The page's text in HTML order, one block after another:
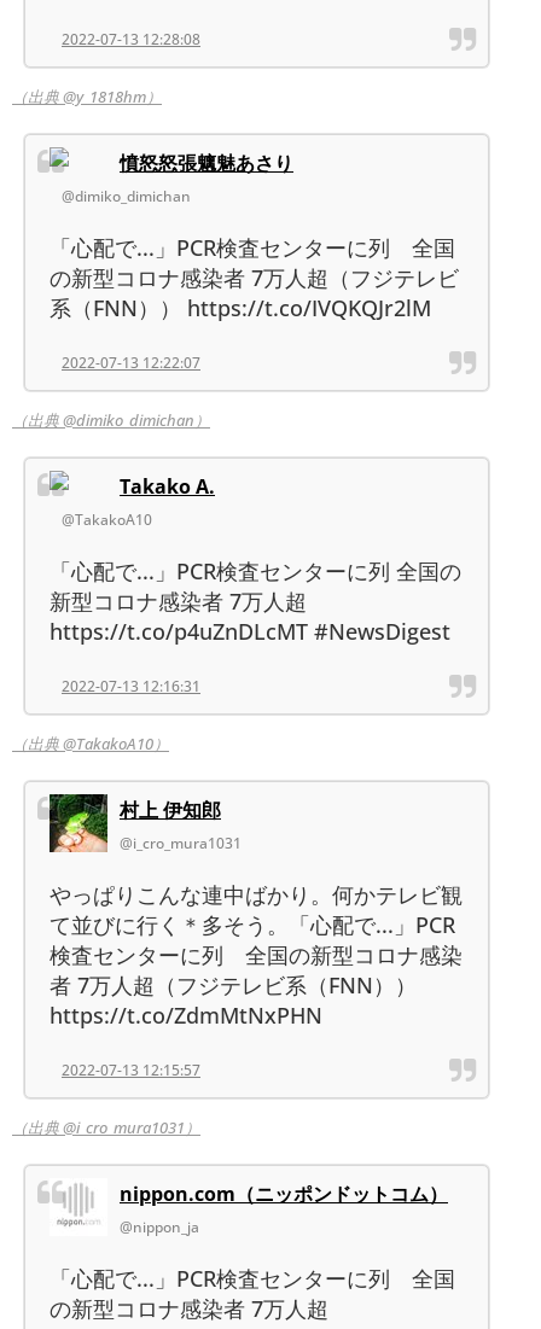
2022-07-13 12:28:08
（出典 @y_1818hm）
憤怒怒張魑魅あさり
@dimiko_dimichan
「心配で...」PCR検査センターに列 全国
の新型コロナ感染者 7万人超（フジテレビ
系（FNN）） https://t.co/IVQKQJr2lM
2022-07-13 12:22:07
（出典 @dimiko_dimichan）
Takako A.
@TakakoA10
「心配で...」PCR検査センターに列 全国の
新型コロナ感染者 7万人超
https://t.co/p4uZnDLcMT #NewsDigest
2022-07-13 12:16:31
（出典 @TakakoA10）
村上 伊知郎
@i_cro_mura1031
やっぱりこんな連中ばかり。何かテレビ観
て並びに行く＊多そう。「心配で...」PCR
検査センターに列 全国の新型コロナ感染
者 7万人超（フジテレビ系（FNN））
https://t.co/ZdmMtNxPHN
2022-07-13 12:15:57
（出典 @i_cro_mura1031）
nippon.com（ニッポンドットコム）
@nippon_ja
「心配で...」PCR検査センターに列 全国
の新型コロナ感染者 7万人超